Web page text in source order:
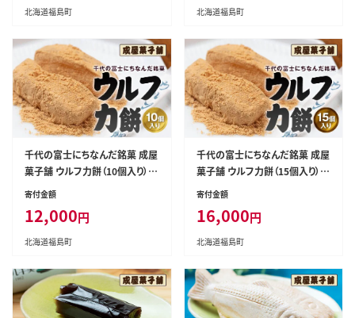
北海道福島町 北海道福島町
千代の富士にちなんだ銘菓 成屋
菓子舗 ウルフ力餅（10個入り） F
KT001
寄付金額
12,000円
北海道福島町
千代の富士にちなんだ銘菓 成屋
菓子舗 ウルフ力餅（15個入り） F
KT002
寄付金額
16,000円
北海道福島町